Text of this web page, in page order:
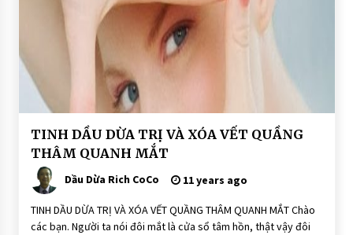
BÀI
VIẾT
DẦU
DỪA
DƯỠNG
DA
TINH DẦU DỪA TRỊ VÀ XÓA VẾT QUẦNG
THÂM QUANH MẮT
Dầu Dừa Rich CoCo 11 years ago
TINH DẦU DỪA TRỊ VÀ XÓA VẾT QUẦNG THÂM QUANH MẮT Chào
các bạn. Người ta nói đôi mắt là cửa sổ tâm hồn, thật vậy đôi